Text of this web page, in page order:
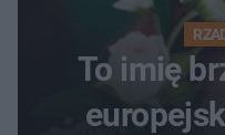
To imię